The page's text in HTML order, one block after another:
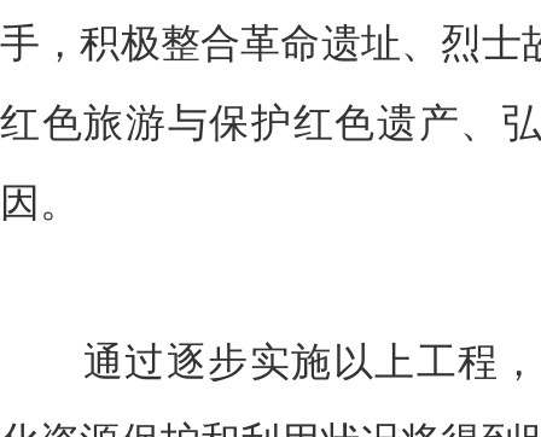
手，积极整合革命遗址、烈士
红色旅游与保护红色遗产、
因。
通过逐步实施以上工程，